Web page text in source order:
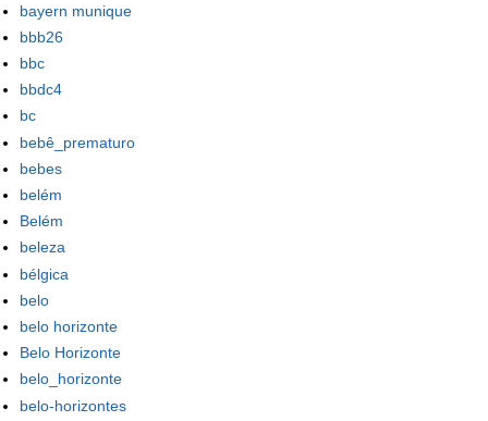
bayern munique
bbb26
bbc
bbdc4
bc
bebê_prematuro
bebes
belém
Belém
beleza
bélgica
belo
belo horizonte
Belo Horizonte
belo_horizonte
belo-horizontes